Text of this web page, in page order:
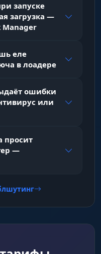
запуске
загрузка —
Manager
еле
в лоадере
ошибки
или
просит
—